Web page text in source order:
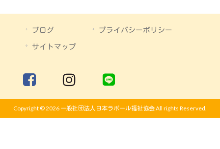
ブログ
プライバシーポリシー
サイトマップ
Copyright © 2026 一般社団法人日本ラポール福祉協会 All rights Reserved.